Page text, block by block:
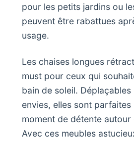
pour les petits jardins ou
peuvent être rabattues
usage.
Les chaises longues
must pour ceux qui
bain de soleil.
envies, elles sont parfaites
moment de détente autour
Avec ces meubles